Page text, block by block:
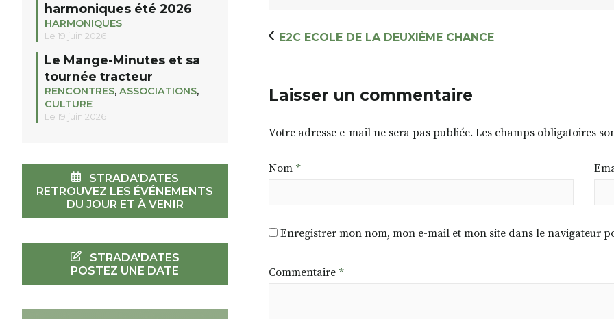
E2C ECOLE DE LA DEUXIÈME CHANCE
Laisser un commentaire
Votre adresse e-mail ne sera pas publiée. Les champs obligatoires
Nom *
Enregistrer mon nom, mon e-mail et mon site dans le navigateur
Commentaire *
harmoniques été 2026
HARMONIQUES
Le 19 juin 2026
Le Mange-Minutes et sa
tournée tracteur
RENCONTRES, ASSOCIATIONS,
CULTURE
Le 19 juin 2026
STRADA'DATES
RETROUVEZ LES ÉVÉNEMENTS
DU JOUR ET À VENIR
STRADA'DATES
POSTEZ UNE DATE